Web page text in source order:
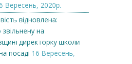
Вересень, 2020р.
відновлена:
на
директорку школи
посаді 16 Вересень,